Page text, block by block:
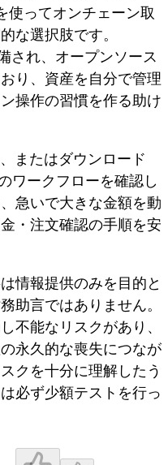
使ってオンチェーン取
な選択肢です。
され、オープンソース
り、資産を自分で管理
操作の習慣を作る助け
またはダウンロード
ワークフローを確認し
急いで大きな金額を動
・注文確認の手順を安
は情報提供のみを目的と
助言ではありません。
不能なリスクがあり、
永久的な喪失につなが
クを十分に理解したう
必ず少額テストを行っ